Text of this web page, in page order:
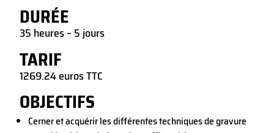
DURÉE
35 heures – 5 jours
TARIF
1269.24 euros TTC
OBJECTIFS
Cerner et acquérir les différentes techniques de gravure